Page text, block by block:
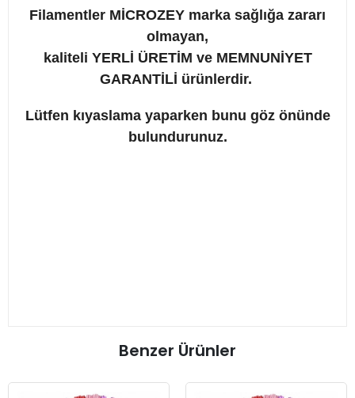
Filamentler MİCROZEY marka sağlığa zararı
olmayan,
kaliteli YERLİ ÜRETİM ve MEMNUNİYET
GARANTİLİ ürünlerdir.
Lütfen kıyaslama yaparken bunu göz önünde
bulundurunuz.
Benzer Ürünler